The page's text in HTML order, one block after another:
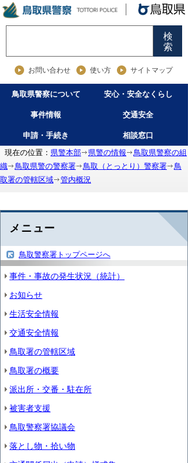
検
索
お問い合わせ 使い方 サイトマップ
鳥取県警察について 安心・安全なくらし
事件情報 交通安全
申請・手続き
相談窓口
現在の位置： 県警本部 県警の情報
鳥取県警察の組
織
鳥取県警の警察署 鳥取（とっとり）警察署
鳥
取署の管轄区域
管内概況
メニュー
鳥取警察署トップページへ
事件・事故の発生状況（統計）
お知らせ
生活安全情報
交通安全情報
鳥取署の管轄区域
鳥取署の概要
派出所・交番・駐在所
被害者支援
鳥取警察署協議会
落とし物・拾い物